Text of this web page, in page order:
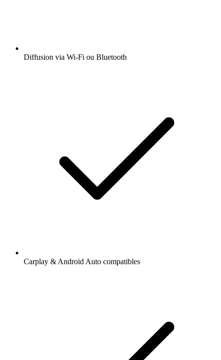
Diffusion via Wi-Fi ou Bluetooth
Carplay & Android Auto compatibles